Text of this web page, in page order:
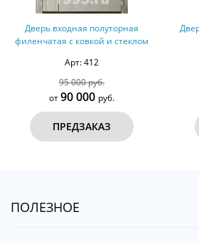
Дверь входная полуторная
филенчатая с ковкой и стеклом
Арт: 412
95 000 руб.
от90 000 руб.
ПРЕДЗАКАЗ
ПОЛЕЗНОЕ